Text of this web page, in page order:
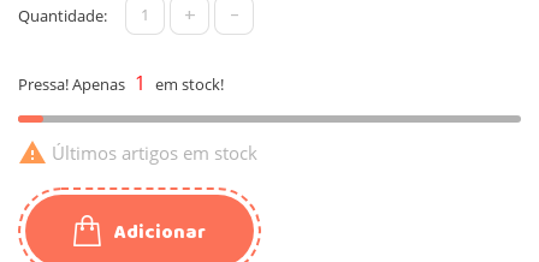
Quantidade: + -
Pressa! Apenas 1 em stock!
 Últimos artigos em stock
Adicionar